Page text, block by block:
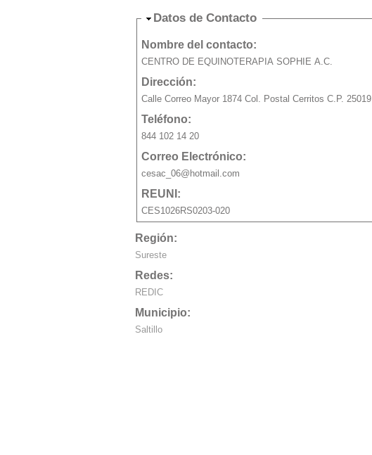
Ocultar
Datos de Contacto
Nombre del contacto:
CENTRO DE EQUINOTERAPIA SOPHIE A.C.
Dirección:
Calle Correo Mayor 1874 Col. Postal Cerritos C.P. 25019
Teléfono:
844 102 14 20
Correo Electrónico:
cesac_06@hotmail.com
REUNI:
CES1026RS0203-020
Región:
Sureste
Redes:
REDIC
Municipio:
Saltillo